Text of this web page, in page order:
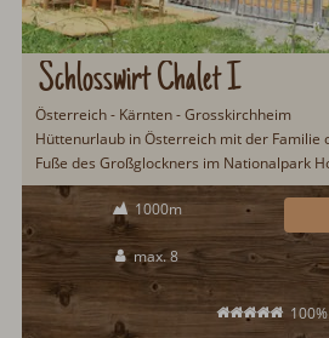
Schlosswirt Chalet I
Österreich - Kärnten - Grosskirchheim
Hüttenurlaub in Österreich mit der Familie
Fuße des Großglockners im Nationalpark
und liebvevoll eingerichtetes Chalet mit
Kachelofen. Auf Wunsch Frühstückskorb
"Streichelzoo" mit Esel, Hasen, Hühner,
1000m
max. 8
100%